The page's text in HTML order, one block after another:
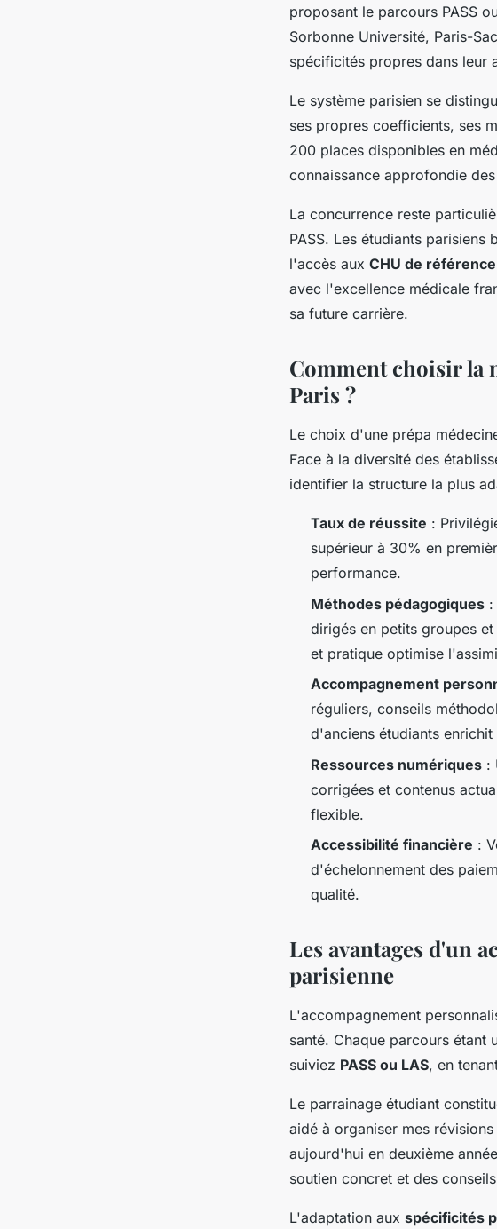
proposant le parcours PASS
Sorbonne Université, Paris-
spécificités propres dans leur
Le système parisien se
ses propres coefficients, ses
200 places disponibles en
connaissance approfondie
La concurrence reste
PASS. Les étudiants
l'accès aux CHU de référence
avec l'excellence médicale
sa future carrière.
Comment choisir la
Paris ?
Le choix d'une prépa
Face à la diversité des
identifier la structure la plus
Taux de réussite :
supérieur à 30% en
performance.
Méthodes pédagogiques :
dirigés en petits groupes
et pratique optimise
Accompagnement
réguliers, conseils
d'anciens étudiants
Ressources numériques :
corrigées et contenus
flexible.
Accessibilité financière :
d'échelonnement des
qualité.
Les avantages d'un
parisienne
L'accompagnement
santé. Chaque parcours étant
suiviez PASS ou LAS, en
Le parrainage étudiant
aidé à organiser mes
aujourd'hui en deuxième
soutien concret et des
L'adaptation aux spécificités